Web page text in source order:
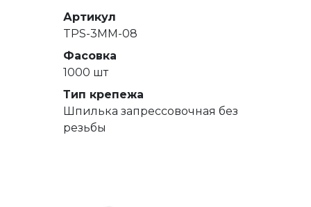
Артикул
TPS-3MM-08
Фасовка
1000 шт
Тип крепежа
Шпилька запрессовочная без
резьбы